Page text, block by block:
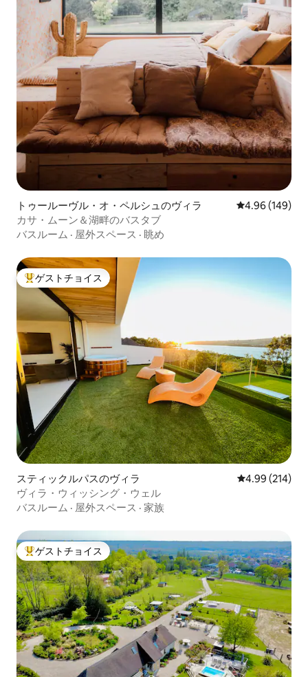
トゥールーヴル・オ・ペルシュのヴィラ レビュー149
4.96 (149)
カサ・ムーン＆湖畔のバスタブ
バスルーム · 屋外スペース · 眺め
大好評のゲストチョイスです。
ゲストチョイス
スティックルパスのヴィラ レビュー214
4.99 (214)
ヴィラ・ウィッシング・ウェル
バスルーム · 屋外スペース · 家族
大好評のゲストチョイスです。
ゲストチョイス